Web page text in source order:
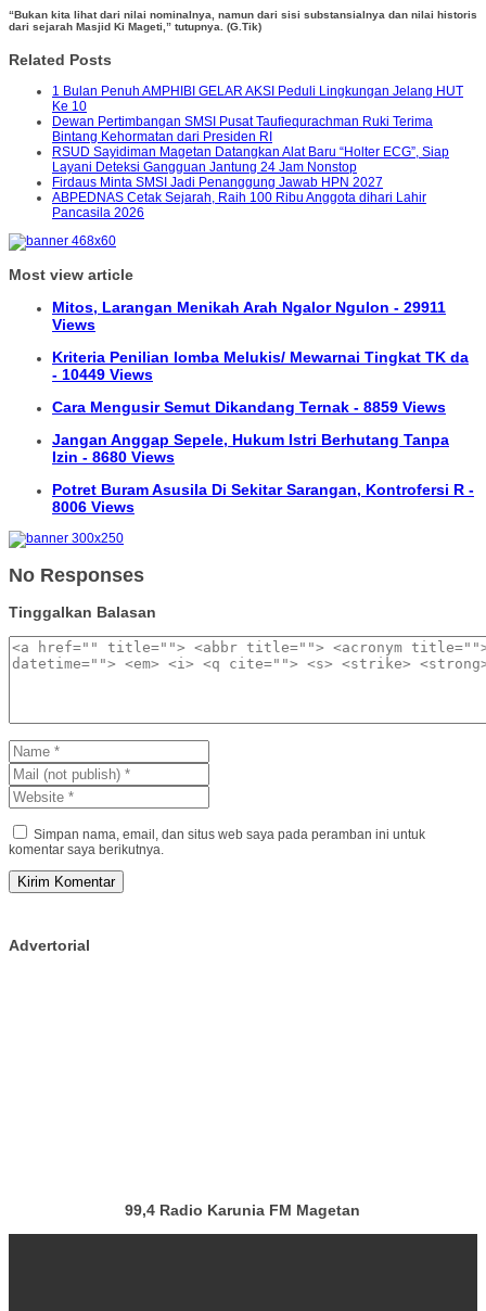
“Bukan kita lihat dari nilai nominalnya, namun dari sisi substansialnya dan nilai historis
dari sejarah Masjid Ki Mageti,” tutupnya. (G.Tik)
Related Posts
1 Bulan Penuh AMPHIBI GELAR AKSI Peduli Lingkungan Jelang HUT
Ke 10
Dewan Pertimbangan SMSI Pusat Taufiequrachman Ruki Terima
Bintang Kehormatan dari Presiden RI
RSUD Sayidiman Magetan Datangkan Alat Baru “Holter ECG”, Siap
Layani Deteksi Gangguan Jantung 24 Jam Nonstop
Firdaus Minta SMSI Jadi Penanggung Jawab HPN 2027
ABPEDNAS Cetak Sejarah, Raih 100 Ribu Anggota dihari Lahir
Pancasila 2026
Most view article
Mitos, Larangan Menikah Arah Ngalor Ngulon - 29911
Views
Kriteria Penilian lomba Melukis/ Mewarnai Tingkat TK da
- 10449 Views
Cara Mengusir Semut Dikandang Ternak - 8859 Views
Jangan Anggap Sepele, Hukum Istri Berhutang Tanpa
Izin - 8680 Views
Potret Buram Asusila Di Sekitar Sarangan, Kontrofersi R -
8006 Views
No Responses
Tinggalkan Balasan
Simpan nama, email, dan situs web saya pada peramban ini untuk
komentar saya berikutnya.
Advertorial
99,4 Radio Karunia FM Magetan